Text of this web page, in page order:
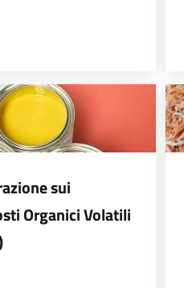
sui
Organici Volatili